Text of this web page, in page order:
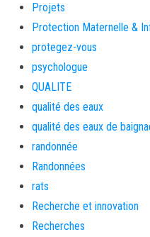
Projets
Protection Maternelle &
protegez-vous
psychologue
QUALITE
qualité des eaux
qualité des eaux de
randonnée
Randonnées
rats
Recherche et innovation
Recherches